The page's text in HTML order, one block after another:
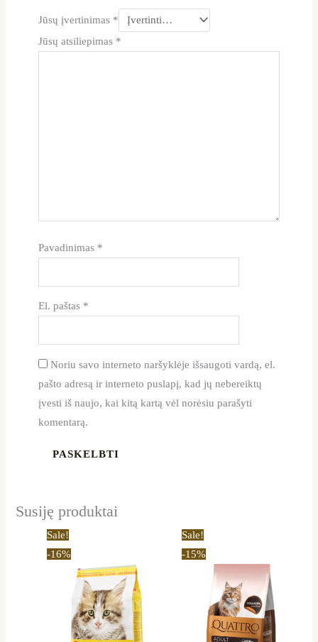
Jūsų įvertinimas *
Jūsų atsiliepimas *
Pavadinimas *
El. paštas *
Noriu savo interneto naršyklėje išsaugoti vardą, el.
pašto adresą ir interneto puslapį, kad jų nebereiktų
įvesti iš naujo, kai kitą kartą vėl norėsiu parašyti
komentarą.
Susiję produktai
Sale!
-16%
through
50,69 €
has
multiple
variants.
The
Sale!
-15%
through
53,54 €
has
multiple
variants.
The